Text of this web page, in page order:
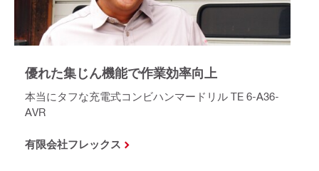
優れた集じん機能で作業効率向上
本当にタフな充電式コンビハンマードリル TE 6-A36-
AVR
有限会社フレックス